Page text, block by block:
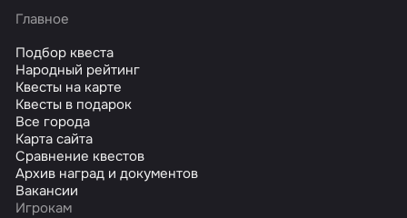
Главное
Подбор квеста
Народный рейтинг
Квесты на карте
Квесты в подарок
Все города
Карта сайта
Сравнение квестов
Архив наград и документов
Вакансии
Игрокам